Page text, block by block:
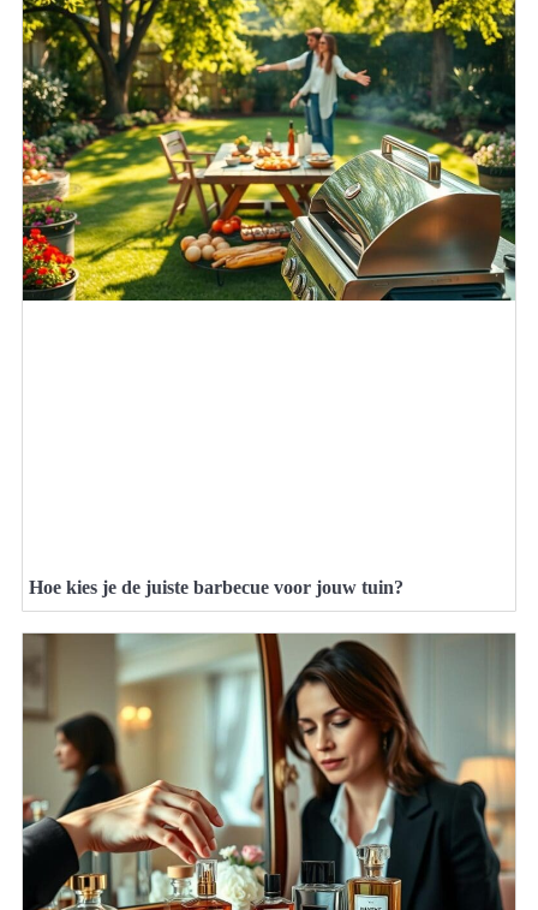
Hoe kies je de juiste barbecue voor jouw tuin?